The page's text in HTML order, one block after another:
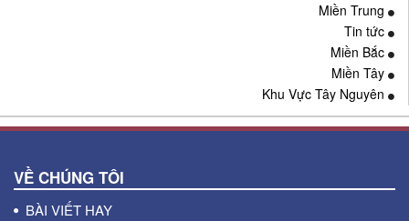
Miền Trung
Tin tức
Miền Bắc
Miền Tây
Khu Vực Tây Nguyên
VỀ CHÚNG TÔI
BÀI VIẾT HAY